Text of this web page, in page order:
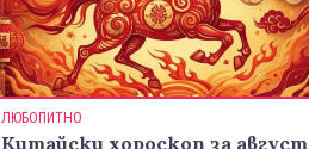
ЛЮБОПИТНО
Китайски хороскоп за август